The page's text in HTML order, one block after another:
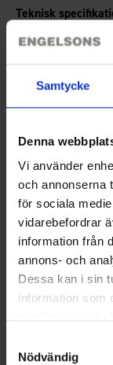
Samtycke
Denna
Vi använder
och annonserna
för sociala
vidarebefordrar
information från
annons- och
Dessa kan i sin
information som
Nödvändig
Teknisk
Storleksguide
Du kanske